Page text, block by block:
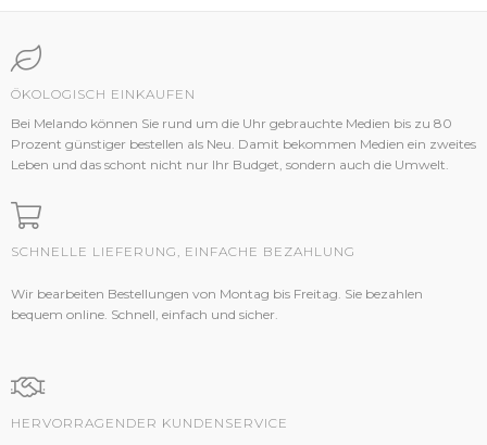
ÖKOLOGISCH EINKAUFEN
Bei Melando können Sie rund um die Uhr gebrauchte Medien bis zu 80
Prozent günstiger bestellen als Neu. Damit bekommen Medien ein zweites
Leben und das schont nicht nur Ihr Budget, sondern auch die Umwelt.
SCHNELLE LIEFERUNG, EINFACHE BEZAHLUNG
Wir bearbeiten Bestellungen von Montag bis Freitag. Sie bezahlen
bequem online. Schnell, einfach und sicher.
HERVORRAGENDER KUNDENSERVICE